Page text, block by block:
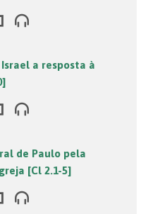
a resposta à
de Paulo pela
[Cl 2.1-5]